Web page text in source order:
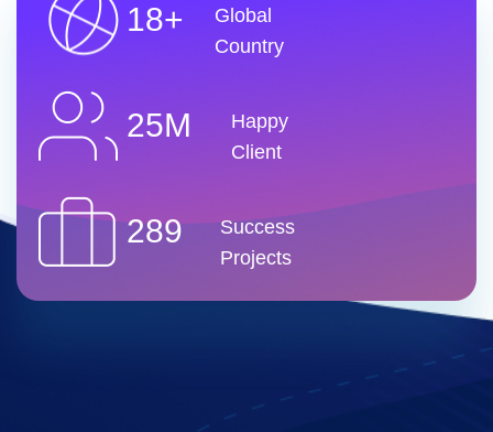
18+
Global
Country
25M
Happy
Client
289
Success
Projects